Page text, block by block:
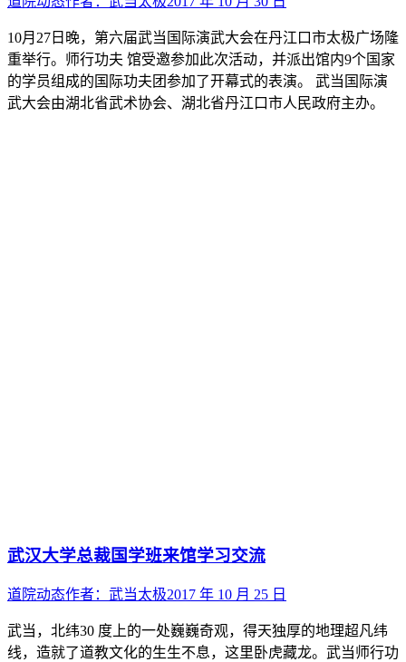
10月27日晚，第六届武当国际演武大会在丹江口市太极广场隆
重举行。师行功夫 馆受邀参加此次活动，并派出馆内9个国家
的学员组成的国际功夫团参加了开幕式的表演。 武当国际演
武大会由湖北省武术协会、湖北省丹江口市人民政府主办。
武汉大学总裁国学班来馆学习交流
道院动态作者： 武当太极2017 年 10 月 25 日
武当，北纬30 度上的一处巍巍奇观，得天独厚的地理超凡纬
线，造就了道教文化的生生不息，这里卧虎藏龙。武当师行功